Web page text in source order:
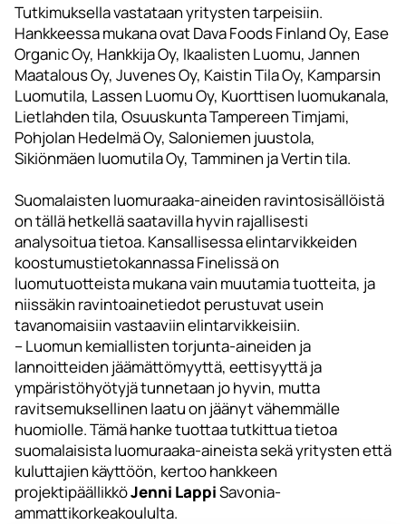
Tutkimuksella vastataan yritysten tarpeisiin.
Hankkeessa mukana ovat Dava Foods Finland Oy, Ease
Organic Oy, Hankkija Oy, Ikaalisten Luomu, Jannen
Maatalous Oy, Juvenes Oy, Kaistin Tila Oy, Kamparsin
Luomutila, Lassen Luomu Oy, Kuorttisen luomukanala,
Lietlahden tila, Osuuskunta Tampereen Timjami,
Pohjolan Hedelmä Oy, Saloniemen juustola,
Sikiönmäen luomutila Oy, Tamminen ja Vertin tila.
Suomalaisten luomuraaka-aineiden ravintosisällöistä
on tällä hetkellä saatavilla hyvin rajallisesti
analysoitua tietoa. Kansallisessa elintarvikkeiden
koostumustietokannassa Finelissä on
luomutuotteista mukana vain muutamia tuotteita, ja
niissäkin ravintoainetiedot perustuvat usein
tavanomaisiin vastaaviin elintarvikkeisiin.
– Luomun kemiallisten torjunta-aineiden ja
lannoitteiden jäämättömyyttä, eettisyyttä ja
ympäristöhyötyjä tunnetaan jo hyvin, mutta
ravitsemuksellinen laatu on jäänyt vähemmälle
huomiolle. Tämä hanke tuottaa tutkittua tietoa
suomalaisista luomuraaka-aineista sekä yritysten että
kuluttajien käyttöön, kertoo hankkeen
projektipäällikköJenni LappiSavonia-
ammattikorkeakoululta.